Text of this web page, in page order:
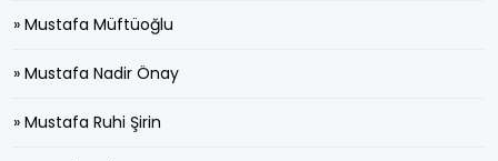
» Mustafa Müftüoğlu
» Mustafa Nadir Önay
» Mustafa Ruhi Şirin